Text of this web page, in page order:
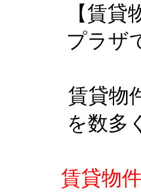
【賃
プラザ
賃貸物
を数多
賃貸物